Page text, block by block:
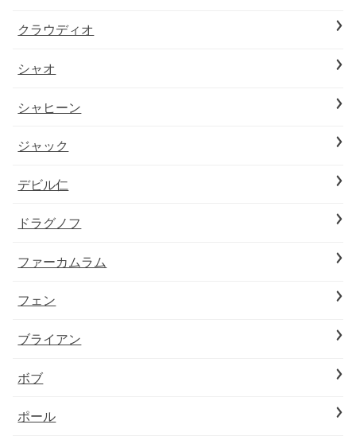
クラウディオ
シャオ
シャヒーン
ジャック
デビル仁
ドラグノフ
ファーカムラム
フェン
ブライアン
ボブ
ポール